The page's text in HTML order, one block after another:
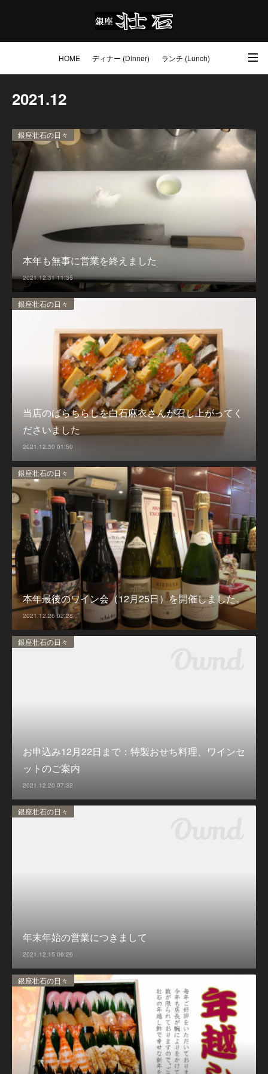
HOME ディナー (Dinner) ランチ (Lunch)
2021.12
銀座壮石の日々
本年も無事に営業を終えました
2021.12.31 11:35
銀座壮石の日々
当店のばらちらしを白石麻衣さんが召し上がってく
ださいました
2021.12.30 01:50
銀座壮石の日々
本年最後のワイン会（12月25日）を開催しました。
2021.12.26 02:28
銀座壮石の日々
お申込み12月22日まで：特製おせち料理、ワインセ
ットのご案内
2021.12.20 07:32
銀座壮石の日々
年末年始の営業につきまして
2021.12.15 06:26
銀座壮石の日々